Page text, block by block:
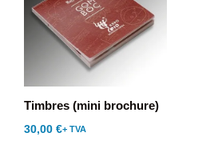
Timbres (mini brochure)
30,00 €+ TVA